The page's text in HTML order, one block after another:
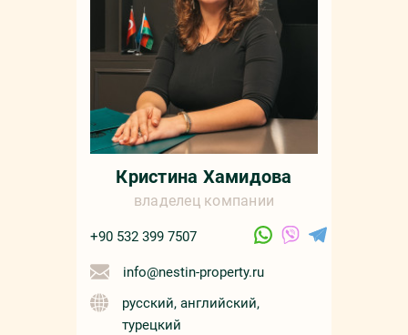
Кристина Хамидова
владелец компании
+90 532 399 7507
info@nestin-property.ru
русский, английский,
турецкий